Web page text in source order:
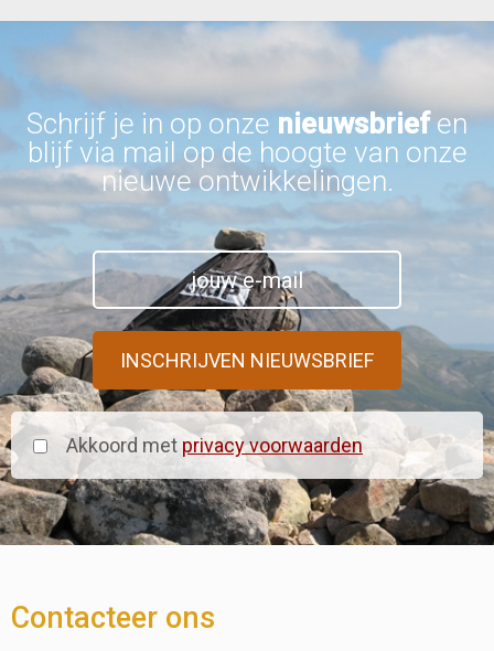
Een moeilijk proces
woningaanpassingen!
Maar wat voor
een handicap
krijgen?
Schrijf je in op onze nieuwsbriefen
blijf via mail op de hoogte van onze
nieuwe ontwikkelingen.
Akkoord met privacy voorwaarden
Contacteer ons